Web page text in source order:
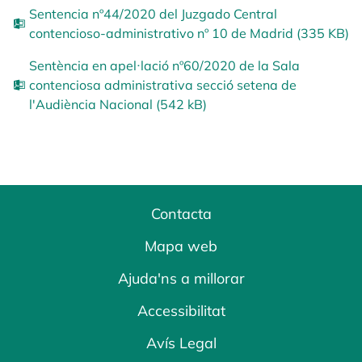
Sentencia nº44/2020 del Juzgado Central
contencioso-administrativo nº 10 de Madrid (335 KB)
Sentència en apel·lació nº60/2020 de la Sala
contenciosa administrativa secció setena de
l'Audiència Nacional (542 kB)
Contacta
Mapa web
Ajuda'ns a millorar
Accessibilitat
Avís Legal